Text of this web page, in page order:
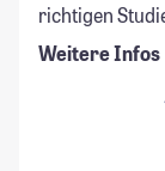
richtigen
Weitere Infos